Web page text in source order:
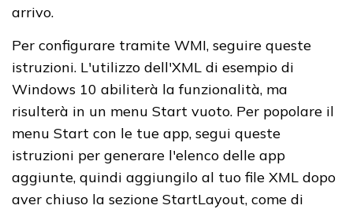
arrivo.
Per configurare tramite WMI, seguire queste
istruzioni. L'utilizzo dell'XML di esempio di
Windows 10 abiliterà la funzionalità, ma
risulterà in un menu Start vuoto. Per popolare il
menu Start con le tue app, segui queste
istruzioni per generare l'elenco delle app
aggiunte, quindi aggiungilo al tuo file XML dopo
aver chiuso la sezione StartLayout, come di